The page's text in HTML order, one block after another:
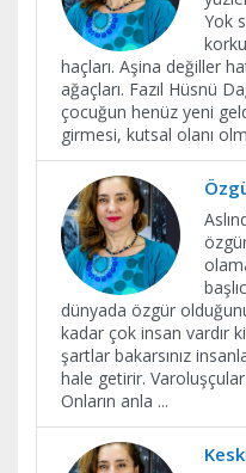
Yok
haçları. Aşina değiller
ağaçları. Fazıl Hüsnü
çocuğun henüz yeni
girmesi, kutsal olanı
dünyada özgür
kadar çok insan vardır
şartlar bakarsınız
hale getirir.
Onların anla ...